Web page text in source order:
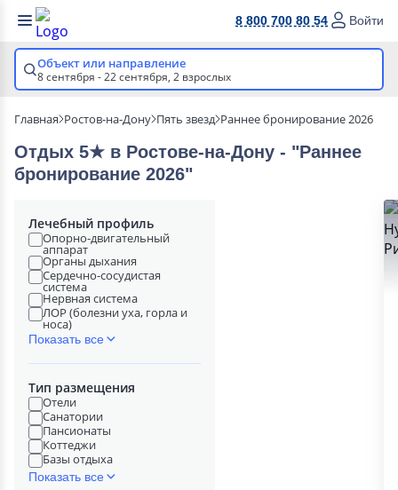
8 800 700 80 54 Войти
Объект или направление
8 сентября - 22 сентября, 2 взрослых
Главная Ростов-на-Дону Пять звезд Раннее бронирование 2026
Отдых 5★ в Ростове-на-Дону - "Раннее
бронирование 2026"
Лечебный профиль
Опорно-двигательный
аппарат
Органы дыхания
Сердечно-сосудистая
система
Нервная система
ЛОР (болезни уха, горла и
носа)
Показать все
Тип размещения
Отели
Санатории
Пансионаты
Коттеджи
Базы отдыха
Показать все